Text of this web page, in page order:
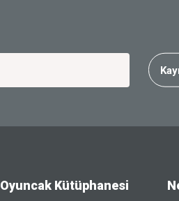
Oyuncak Kütüphanesi